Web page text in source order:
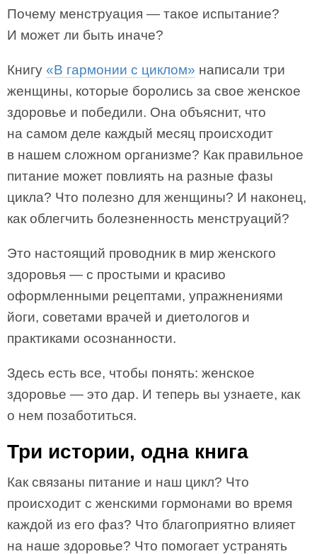
Почему менструация — такое испытание?
И может ли быть иначе?
Книгу «В гармонии с циклом» написали три
женщины, которые боролись за свое женское
здоровье и победили. Она объяснит, что
на самом деле каждый месяц происходит
в нашем сложном организме? Как правильное
питание может повлиять на разные фазы
цикла? Что полезно для женщины? И наконец,
как облегчить болезненность менструаций?
Это настоящий проводник в мир женского
здоровья — с простыми и красиво
оформленными рецептами, упражнениями
йоги, советами врачей и диетологов и
практиками осознанности.
Здесь есть все, чтобы понять: женское
здоровье — это дар. И теперь вы узнаете, как
о нем позаботиться.
Три истории, одна книга
Как связаны питание и наш цикл? Что
происходит с женскими гормонами во время
каждой из его фаз? Что благоприятно влияет
на наше здоровье? Что помогает устранять